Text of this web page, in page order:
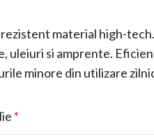
rezistent material high-
uleiuri si amprente.
minore din utilizare
*